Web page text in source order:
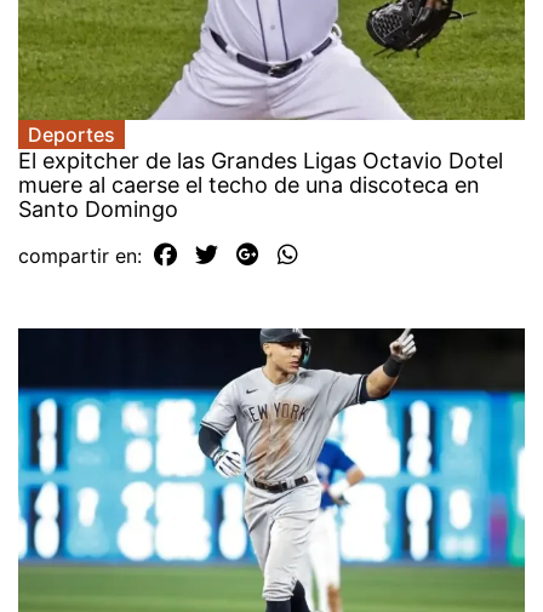
Deportes
El expitcher de las Grandes Ligas Octavio Dotel
muere al caerse el techo de una discoteca en
Santo Domingo
compartir en: